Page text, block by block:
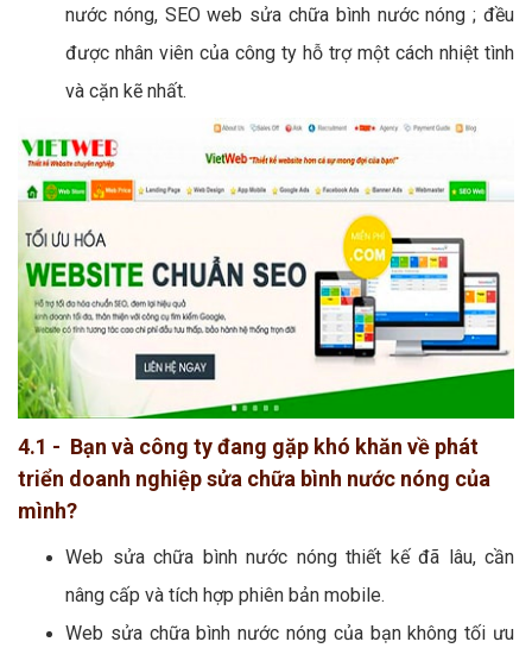
nước nóng, SEO web sửa chữa bình nước nóng ; đều
được nhân viên của công ty hỗ trợ một cách nhiệt tình
và cặn kẽ nhất.
4.1 - Bạn và công ty đang gặp khó khăn về phát
triển doanh nghiệp sửa chữa bình nước nóng của
mình?
Web sửa chữa bình nước nóng thiết kế đã lâu, cần
nâng cấp và tích hợp phiên bản mobile.
Web sửa chữa bình nước nóng của bạn không tối ưu